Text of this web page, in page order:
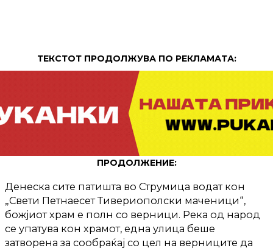
ТЕКСТОТ ПРОДОЛЖУВА ПО РЕКЛАМАТА:
ПРОДОЛЖЕНИЕ:
Денеска сите патишта во Струмица водат кон
„Свети Петнаесет Тивериополски маченици“,
божјиот храм е полн со верници. Река од народ
се упатува кон храмот, една улица беше
затворена за сообраќај со цел на верниците да